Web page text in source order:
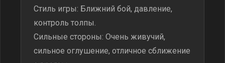
Стиль игры: Ближний бой, давление,
контроль толпы.
Сильные стороны: Очень живучий,
сильное оглушение, отличное сближение